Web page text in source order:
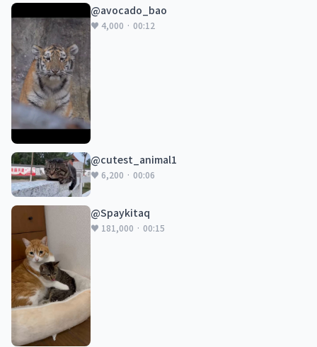
@avocado_bao
♥ 4,000 · 00:12
@cutest_animal1
♥ 6,200 · 00:06
@Spaykitaq
♥ 181,000 · 00:15